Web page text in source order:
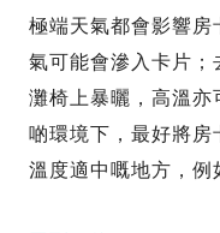
極端天氣都會影響房
氣可能會滲入卡片；
灘椅上暴曬，高溫亦
啲環境下，最好將房
溫度適中嘅地方，例